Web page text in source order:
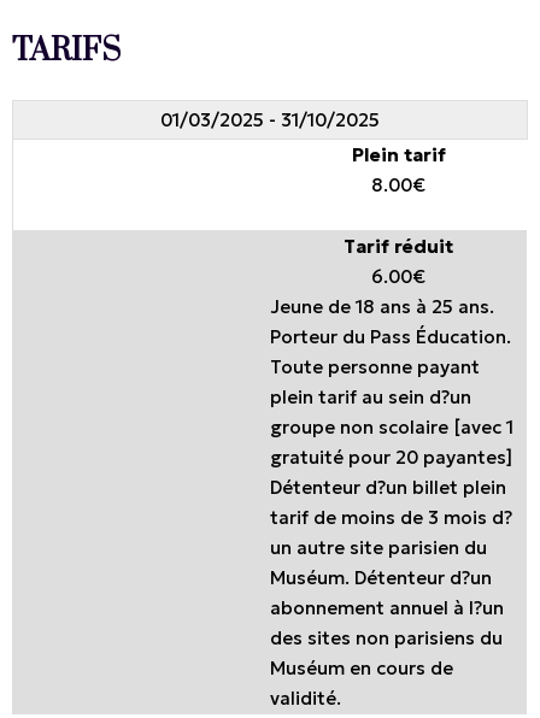
TARIFS
01/03/2025 - 31/10/2025
Plein tarif
8.00€
Tarif réduit
6.00€
Jeune de 18 ans à 25 ans.
Porteur du Pass Éducation.
Toute personne payant
plein tarif au sein d?un
groupe non scolaire [avec 1
gratuité pour 20 payantes]
Détenteur d?un billet plein
tarif de moins de 3 mois d?
un autre site parisien du
Muséum. Détenteur d?un
abonnement annuel à l?un
des sites non parisiens du
Muséum en cours de
validité.